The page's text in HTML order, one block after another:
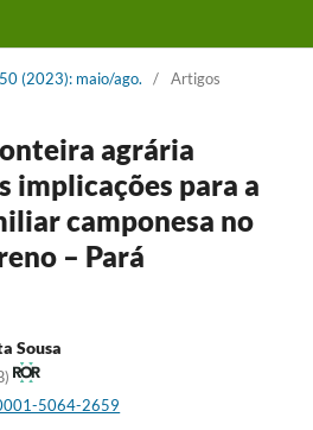
(2023): maio/ago. / Artigos
agrária
implicações para a
camponesa no
– Pará
Sousa
5064-2659